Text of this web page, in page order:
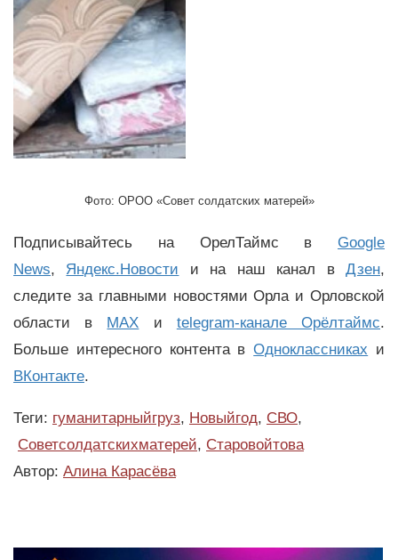
Фото: ОРОО «Совет солдатских матерей»
Подписывайтесь на ОрелТаймс в Google
News, Яндекс.Новости и на наш канал вДзен,
следите за главными новостями Орла и Орловской
области в MAX и telegram-канале Орёлтаймс.
Больше интересного контента вОдноклассниках и
ВКонтакте.
Теги: гуманитарныйгруз, Новыйгод, СВО,
Советсолдатскихматерей, Старовойтова
Автор: Алина Карасёва